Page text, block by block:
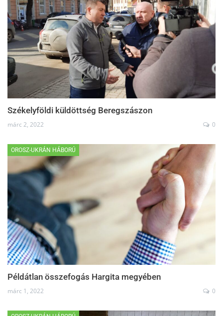
Székelyföldi küldöttség Beregszászon
márc 2, 2022 0
OROSZ-UKRÁN HÁBORÚ
Példátlan összefogás Hargita megyében
márc 1, 2022 0